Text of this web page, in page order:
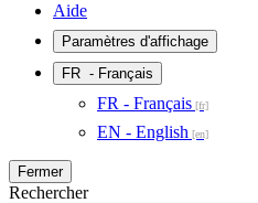
Aide
Paramètres d'affichage
FR - Français
FR - Français
EN - English
Fermer
Rechercher